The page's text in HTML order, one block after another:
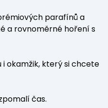
parafínů a
a rovnoměrné hoření s
okamžik, který si chcete
čas.